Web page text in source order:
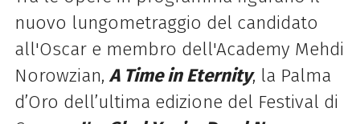
nuovo lungometraggio del candidato
all'Oscar e membro dell'Academy Mehdi
Norowzian, A Time in Eternity, la Palma
d’Oro dell’ultima edizione del Festival di